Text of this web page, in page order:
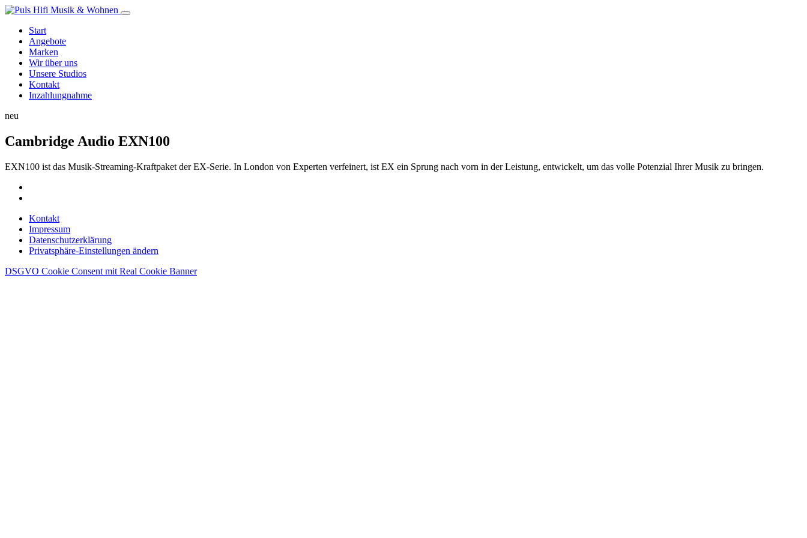
Start
Angebote
Marken
Wir über uns
Unsere Studios
Kontakt
Inzahlungnahme
neu
Cambridge Audio EXN100
EXN100 ist das Musik-Streaming-Kraftpaket der EX-Serie. In London von Experten verfeinert, ist EX ein Sprung nach vorn in der Leistung, entwickelt, um das volle Potenzial Ihrer Musik zu bringen.
Kontakt
Impressum
Datenschutzerklärung
Privatsphäre-Einstellungen ändern
DSGVO Cookie Consent mit Real Cookie Banner